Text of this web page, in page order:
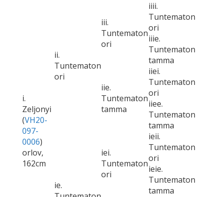
i.
Zeljonyi
(VH20-
097-
0006)
orlov,
162cm
ii.
Tuntematon
ori
iii.
Tuntematon
ori
iiii.
Tuntematon
ori
iiie.
Tuntematon
tamma
iie.
Tuntematon
tamma
iiei.
Tuntematon
ori
iiee.
Tuntematon
tamma
ie.
iei.
Tuntematon
ori
ieii.
Tuntematon
ori
ieie.
Tuntematon
tamma